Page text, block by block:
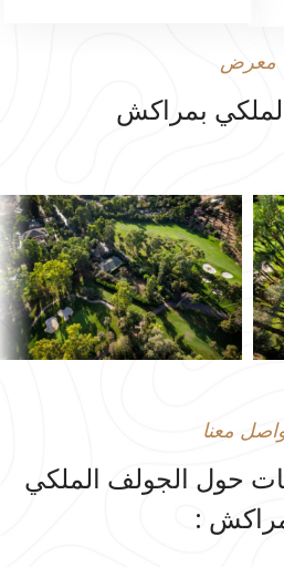
معرض
بمراكش
معنا
حول الجولف الملكي
: